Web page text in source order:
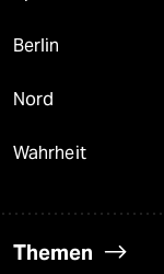
Berlin
Nord
Wahrheit
Themen